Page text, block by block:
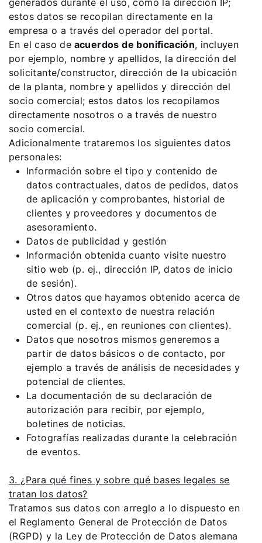
generados durante el uso, como la dirección IP;
estos datos se recopilan directamente en la
empresa o a través del operador del portal.
En el caso de acuerdos de bonificación, incluyen
por ejemplo, nombre y apellidos, la dirección del
solicitante/constructor, dirección de la ubicación
de la planta, nombre y apellidos y dirección del
socio comercial; estos datos los recopilamos
directamente nosotros o a través de nuestro
socio comercial.
Adicionalmente trataremos los siguientes datos
personales:
Información sobre el tipo y contenido de
datos contractuales, datos de pedidos, datos
de aplicación y comprobantes, historial de
clientes y proveedores y documentos de
asesoramiento.
Datos de publicidad y gestión
Información obtenida cuanto visite nuestro
sitio web (p. ej., dirección IP, datos de inicio
de sesión).
Otros datos que hayamos obtenido acerca de
usted en el contexto de nuestra relación
comercial (p. ej., en reuniones con clientes).
Datos que nosotros mismos generemos a
partir de datos básicos o de contacto, por
ejemplo a través de análisis de necesidades y
potencial de clientes.
La documentación de su declaración de
autorización para recibir, por ejemplo,
boletines de noticias.
Fotografías realizadas durante la celebración
de eventos.
3. ¿Para qué fines y sobre qué bases legales se
tratan los datos?
Tratamos sus datos con arreglo a lo dispuesto en
el Reglamento General de Protección de Datos
(RGPD) y la Ley de Protección de Datos alemana